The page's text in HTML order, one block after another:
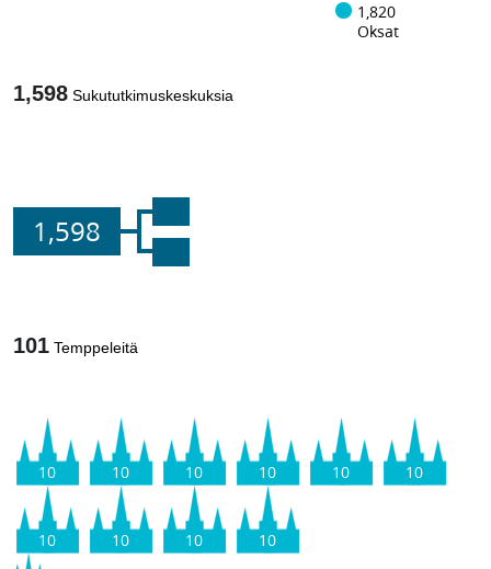
1,820
Oksat
1,598 Sukututkimuskeskuksia
1,598
101 Temppeleitä
10 10 10 10 10 10
10 10 10 10